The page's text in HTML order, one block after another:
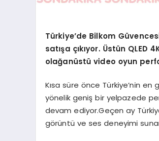
Türkiye’de Bilkom
satışa çıkıyor. Üstün
olağanüstü video oyun
Kısa süre önce Türkiye’nin en
yönelik geniş bir yelpazede
devam ediyor.Geçen ay
görüntü ve ses deneyimi sunan